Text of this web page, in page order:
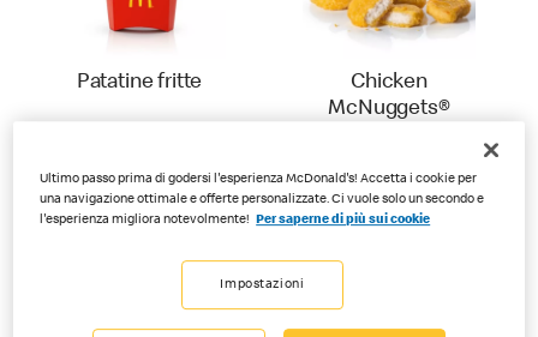
Patatine fritte
Chicken
McNuggets®
Ultimo passo prima di godersi l'esperienza McDonald's! Accetta i cookie per
una navigazione ottimale e offerte personalizzate. Ci vuole solo un secondo e
l'esperienza migliora notevolmente!
Per saperne di più sui cookie
Impostazioni